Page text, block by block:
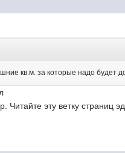
кв.м. за которые надо будет
эту ветку страниц